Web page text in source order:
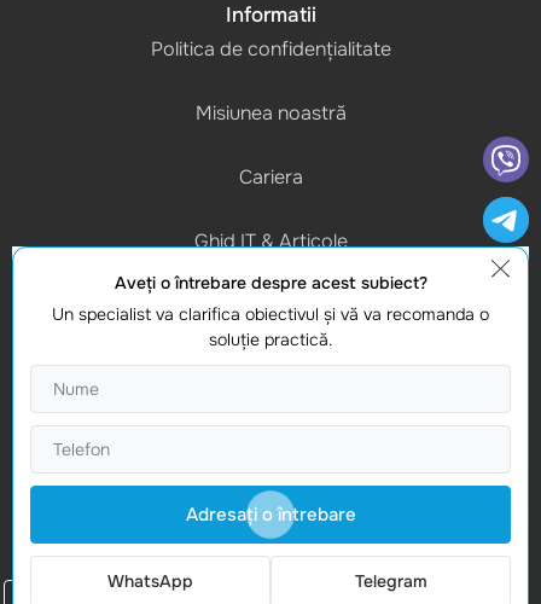
Informatii
Politica de confidențialitate
Misiunea noastră
Cariera
Ghid IT & Articole
Program de lucru
(L-V) 9:00 - 18:00
Studio Webmaster
Moldova, Chișinau, MD-2012
Vasile Alecsandri 82A
Aveţi o întrebare despre acest subiect?
Un specialist va clarifica obiectivul şi vă va recomanda o
soluţie practică.
Adresaţi o întrebare
WhatsApp Telegram